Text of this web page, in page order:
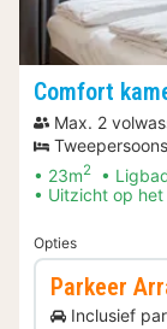
Comfort
Max. 2
23m2
Uitzicht op het
Opties
Parkeer
Inclusief